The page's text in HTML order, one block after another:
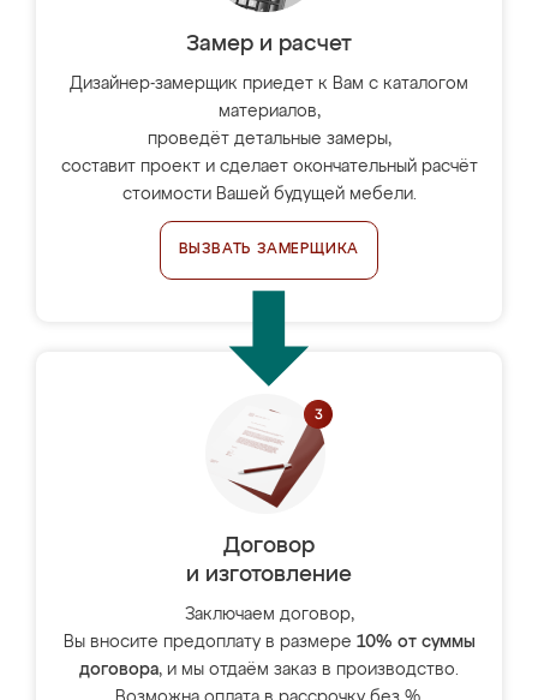
Замер и расчет
Дизайнер-замерщик приедет к Вам с каталогом
материалов,
проведёт детальные замеры,
составит проект и сделает окончательный расчёт
стоимости Вашей будущей мебели.
ВЫЗВАТЬ ЗАМЕРЩИКА
Договор
и изготовление
Заключаем договор,
Вы вносите предоплату в размере 10% от суммы
договора, и мы отдаём заказ в производство.